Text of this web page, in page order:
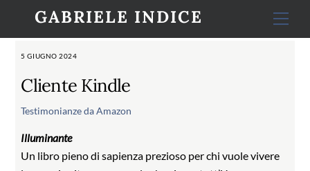
GABRIELE INDICE
5 GIUGNO 2024
Cliente Kindle
Testimonianze da Amazon
Illuminante
Un libro pieno di sapienza prezioso per chi vuole vivere